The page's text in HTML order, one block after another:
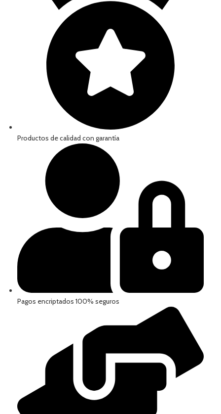
Productos de calidad con garantía
Pagos encriptados 100% seguros